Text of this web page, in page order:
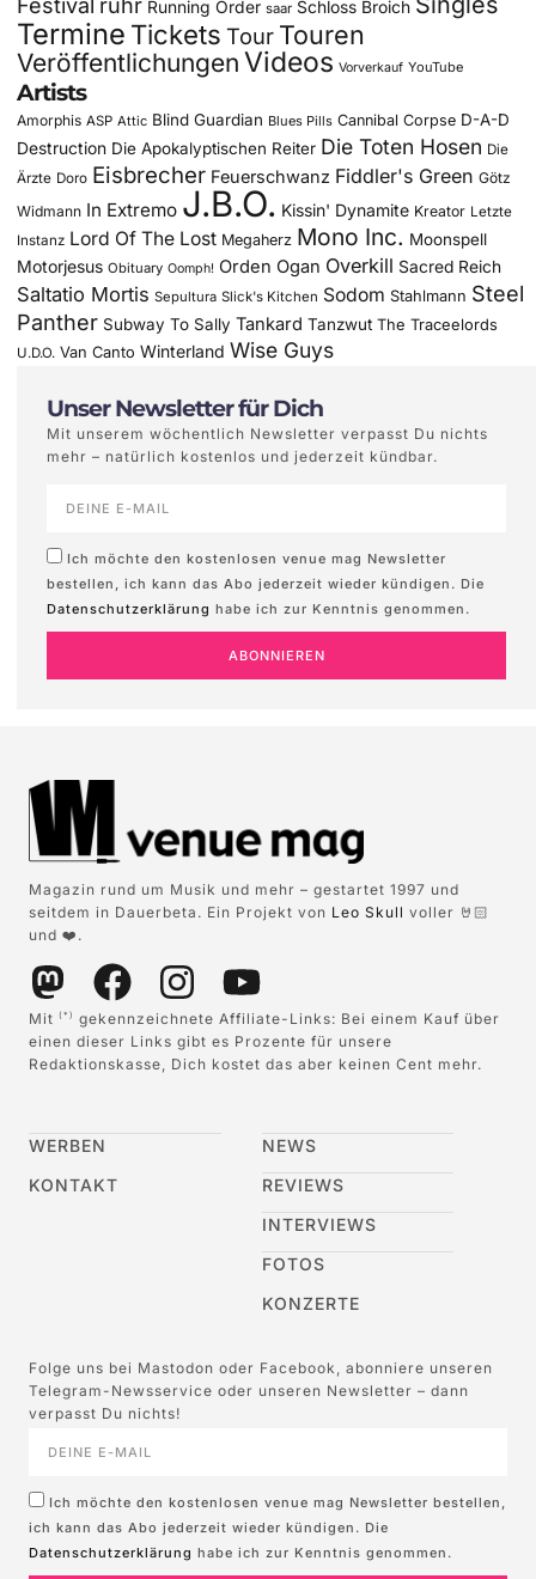
Festival ruhr Running Order saar Schloss Broich
Termine Tickets Tour Touren
Veröffentlichungen Videos Vorverkauf YouTube
Artists
Amorphis ASP Attic Blind Guardian Blues Pills Cannibal Corpse D-A-D
Destruction Die Apokalyptischen Reiter Die Toten Hosen Die
Ärzte Doro Eisbrecher Feuerschwanz Fiddler's Green Götz
Widmann In Extremo J.B.O. Kissin' Dynamite Kreator Letzte
Instanz Lord Of The Lost Megaherz Mono Inc. Moonspell
Motorjesus Obituary Oomph! Orden Ogan Overkill Sacred Reich
Saltatio Mortis Sepultura Slick's Kitchen Sodom Stahlmann Steel
Panther Subway To Sally Tankard Tanzwut The Traceelords
U.D.O. Van Canto Winterland Wise Guys
Unser Newsletter für Dich
Mit unserem wöchentlich Newsletter verpasst Du nichts
mehr – natürlich kostenlos und jederzeit kündbar.
Ich möchte den kostenlosen venue mag Newsletter
bestellen, ich kann das Abo jederzeit wieder kündigen. Die
Datenschutzerklärung habe ich zur Kenntnis genommen.
ABONNIEREN
Magazin rund um Musik und mehr – gestartet 1997 und
seitdem in Dauerbeta. Ein Projekt von Leo Skull voller 🤘🏻
und ❤️.
Mit (*)
gekennzeichnete Affiliate-Links: Bei einem Kauf über
einen dieser Links gibt es Prozente für unsere
Redaktionskasse, Dich kostet das aber keinen Cent mehr.
WERBEN
KONTAKT
NEWS
REVIEWS
INTERVIEWS
FOTOS
KONZERTE
Folge uns bei Mastodon oder Facebook, abonniere unseren
Telegram-Newsservice oder unseren Newsletter – dann
verpasst Du nichts!
Ich möchte den kostenlosen venue mag Newsletter bestellen,
ich kann das Abo jederzeit wieder kündigen. Die
Datenschutzerklärung habe ich zur Kenntnis genommen.